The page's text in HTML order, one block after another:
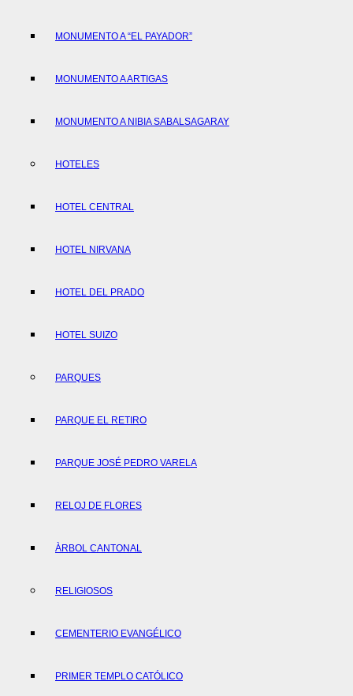
MONUMENTO A “EL PAYADOR”
MONUMENTO A ARTIGAS
MONUMENTO A NIBIA SABALSAGARAY
HOTELES
HOTEL CENTRAL
HOTEL NIRVANA
HOTEL DEL PRADO
HOTEL SUIZO
PARQUES
PARQUE EL RETIRO
PARQUE JOSÉ PEDRO VARELA
RELOJ DE FLORES
ÀRBOL CANTONAL
RELIGIOSOS
CEMENTERIO EVANGÉLICO
PRIMER TEMPLO CATÓLICO